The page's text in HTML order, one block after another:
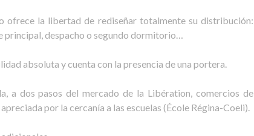
ofrece la libertad de rediseñar totalmente su distribución:
principal, despacho o segundo dormitorio…
absoluta y cuenta con la presencia de una portera.
a dos pasos del mercado de la Libération, comercios de
por la cercanía a las escuelas (École Régina-Coeli).